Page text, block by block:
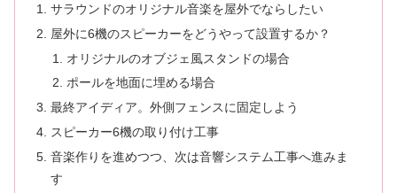
サラウンドのオリジナル音楽を屋外でならしたい
屋外に6機のスピーカーをどうやって設置するか？
オリジナルのオブジェ風スタンドの場合
ポールを地面に埋める場合
最終アイディア。外側フェンスに固定しよう
スピーカー6機の取り付け工事
音楽作りを進めつつ、次は音響システム工事へ進みま
す